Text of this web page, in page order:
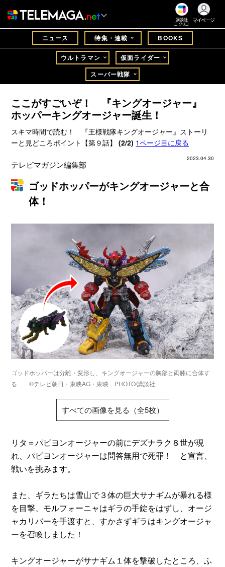
講談社
コクリコ
マイページ
ニュース 特集・連載 BOOKS
ウルトラマン
仮面ライダー
スーパー戦隊
ここがすごいぞ！ 『キングオージャー』
ホッパーキングオージャー誕生！
スキマ時間で読む！ 『王様戦隊キングオージャー』ストーリ
ーと見どころポイント【第９話】(2/2) 1ページ目に戻る
2023.04.30
テレビマガジン編集部
ゴッドホッパーがキングオージャーと合
体！
ゴッドホッパーは分離・変形し、キングオージャーの胸部と両膝に合体す
る ©テレビ朝日・東映AG・東映 PHOTO/講談社
すべての画像を見る（全5枚）
リタ＝パピヨンオージャーの前にデズナラク８世が現
れ、パピヨンオージャーは問答無用で死罪！ と宣言、
戦いを挑みます。
また、ギラたちは雪山で３体の巨大サナギムが暴れる様
を目撃、モルフォーニャはギラの手錠をはずし、オージ
ャカリバーを手渡すと、すかさずギラはキングオージャ
ーを召喚しました！
キングオージャーがサナギム１体を撃破したところ、ふ